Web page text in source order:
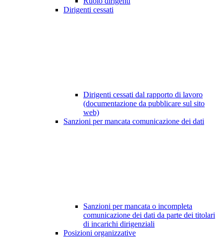
Dirigenti cessati
Dirigenti cessati dal rapporto di lavoro
(documentazione da pubblicare sul sito
web)
Sanzioni per mancata comunicazione dei dati
Sanzioni per mancata o incompleta
comunicazione dei dati da parte dei titolari
di incarichi dirigenziali
Posizioni organizzative